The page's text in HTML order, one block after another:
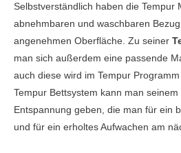
Selbstverständlich haben die Tempur
abnehmbaren und waschbaren
angenehmen Oberfläche. Zu seiner
man sich außerdem eine passende
auch diese wird im Tempur
Tempur Bettsystem kann man
Entspannung geben, die man für ein
und für ein erholtes Aufwachen am